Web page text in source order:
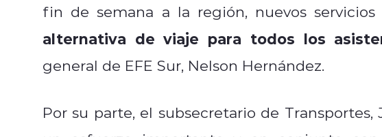
fin de semana a la región, nuevos servicios
alternativa de viaje para todos los
general de EFE Sur, Nelson Hernández.
Por su parte, el subsecretario de